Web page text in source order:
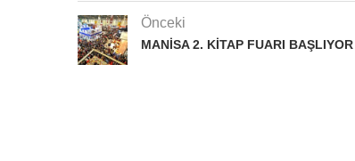
Önceki
MANISA 2. KITAP FUARI BAŞLIYOR